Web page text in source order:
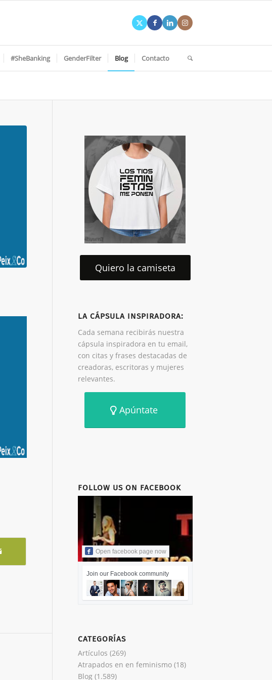
#SheBanking GenderFilter Blog Contacto
Quiero la camiseta
LA CÁPSULA INSPIRADORA:
Cada semana recibirás nuestra
cápsula inspiradora en tu email,
con citas y frases destacadas de
creadoras, escritoras y mujeres
relevantes.
Apúntate
FOLLOW US ON FACEBOOK
Open facebook page now
Join our Facebook community
CATEGORÍAS
Artículos (269)
Atrapados en en feminismo(18)
Blog(1.589)